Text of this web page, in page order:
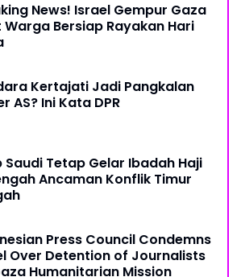
News! Israel Gempur Gaza
Warga Bersiap Rayakan Hari
Kertajati Jadi Pangkalan
AS? Ini Kata DPR
Saudi Tetap Gelar Ibadah Haji
Ancaman Konflik Timur
Press Council Condemns
Over Detention of Journalists
Humanitarian Mission